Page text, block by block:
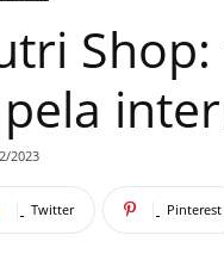
Sucesso
2023
Twitter Pinterest